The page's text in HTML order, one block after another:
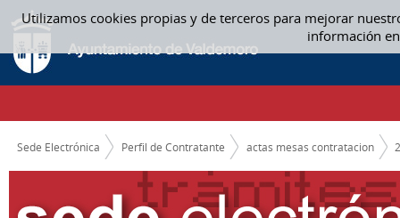
Utilizamos cookies propias y de terceros para mejorar
información
Saltar al contenido
10 OCTUBRE - ACTAS MESAS CONTRATACION
CAMINO DE MIGAS
Sede Electrónica Perfil de Contratante actas mesas contratacion